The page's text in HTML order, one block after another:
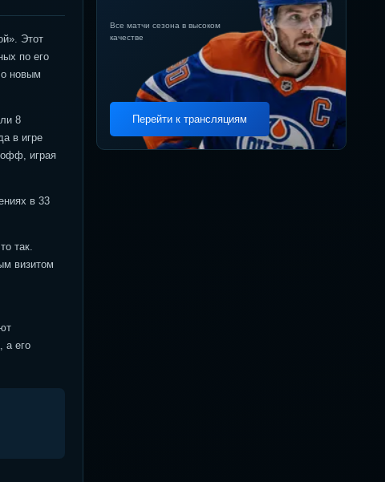
Этот
по его
новым
8
в игре
офф, играя
в 33
так.
визитом
а его
Все матчи сезона в высоком
качестве
Перейти к трансляциям